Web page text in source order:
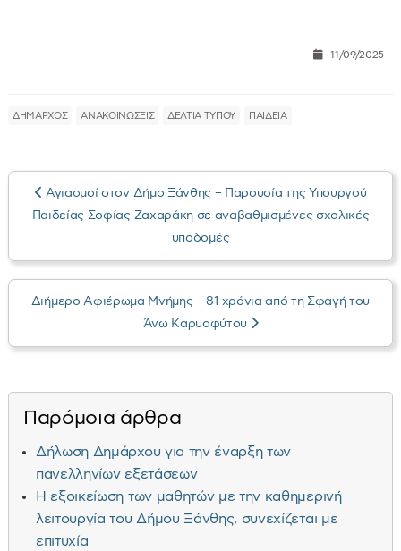
11/09/2025
ΔΗΜΑΡΧΟΣ ΑΝΑΚΟΙΝΩΣΕΙΣ ΔΕΛΤΙΑ ΤΥΠΟΥ ΠΑΙΔΕΙΑ
Αγιασμοί στον Δήμο Ξάνθης – Παρουσία της Υπουργού
Παιδείας Σοφίας Ζαχαράκη σε αναβαθμισμένες σχολικές
υποδομές
Διήμερο Αφιέρωμα Μνήμης – 81 χρόνια από τη Σφαγή του
Άνω Καρυοφύτου
Παρόμοια άρθρα
Δήλωση Δημάρχου για την έναρξη των
πανελληνίων εξετάσεων
Η εξοικείωση των μαθητών με την καθημερινή
λειτουργία του Δήμου Ξάνθης, συνεχίζεται με
επιτυχία